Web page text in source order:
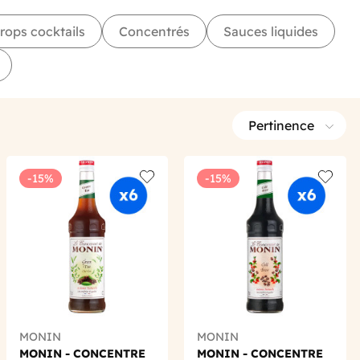
cocktails Concentrés Sauces liquides
Pertinence
wishlist
-15%
Add to wishlist
MONIN
MONIN - CONCENTRE
-15%
Add
MONIN
MONIN - CONCENTRE